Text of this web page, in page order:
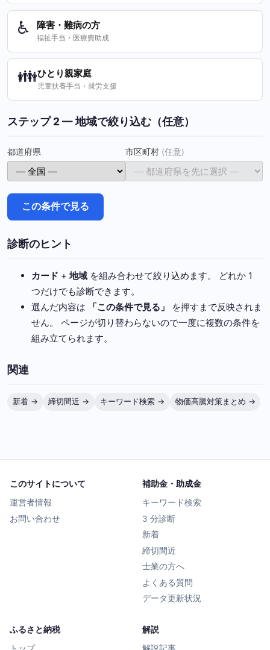
♿ 障害・難病の方
福祉手当・医療費助成
👪ひとり親家庭
児童扶養手当・就労支援
ステップ 2 — 地域で絞り込む（任意）
都道府県 市区町村 (任意)
この条件で見る
診断のヒント
カード +地域 を組み合わせて絞り込めます。 どれか 1
つだけでも診断できます。
選んだ内容は
「この条件で見る」
を押すまで反映されま
せん。 ページが切り替わらないので一度に複数の条件を
組み立てられます。
関連
新着 → 締切間近 → キーワード検索 → 物価高騰対策まとめ →
このサイトについて
運営者情報
お問い合わせ
補助金・助成金
キーワード検索
3 分診断
新着
締切間近
士業の方へ
よくある質問
データ更新状況
ふるさと納税
トップ
解説
解説記事